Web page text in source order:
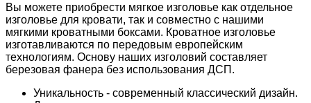
Вы можете приобрести мягкое изголовье как отдельное
изголовье для кровати, так и совместно с нашими
мягкими кроватными боксами. Кроватное изголовье
изготавливаются по передовым европейским
технологиям. Основу наших изголовий составляет
березовая фанера без использования ДСП.
Уникальность - современный классический дизайн.